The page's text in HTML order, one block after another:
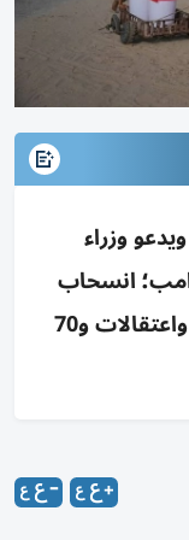
وزراء
انسحاب
من قلنديا وكفر عقب بعد عدوان واعتقالات و70